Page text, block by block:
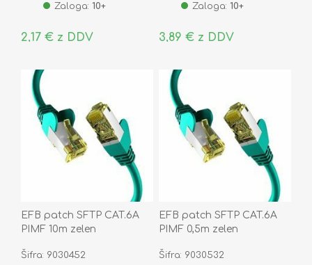
Zaloga: 10+
2,17 € z DDV
Zaloga: 10+
3,89 € z DDV
EFB patch SFTP CAT.6A
PIMF 10m zelen
Šifra: 9030452
EFB patch SFTP CAT.6A
PIMF 0,5m zelen
Šifra: 9030532